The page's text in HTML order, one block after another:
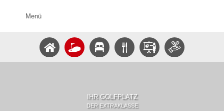
Menü
IHR GOLFPLATZ
DER EXTRAKLASSE